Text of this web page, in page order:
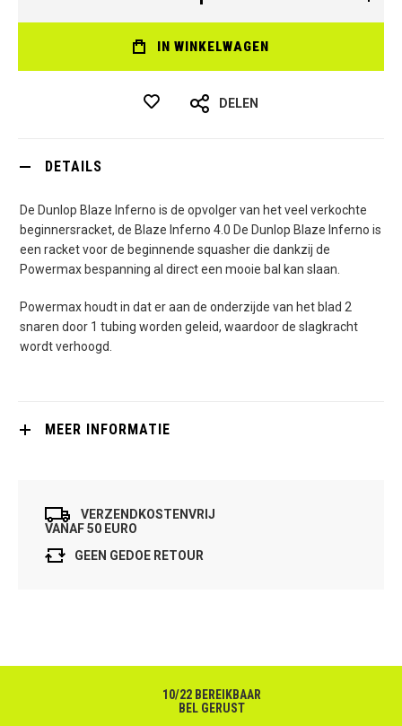
IN WINKELWAGEN
DELEN
DETAILS
De Dunlop Blaze Inferno is de opvolger van het veel verkochte
beginnersracket, de Blaze Inferno 4.0 De Dunlop Blaze Inferno is
een racket voor de beginnende squasher die dankzij de
Powermax bespanning al direct een mooie bal kan slaan.
Powermax houdt in dat er aan de onderzijde van het blad 2
snaren door 1 tubing worden geleid, waardoor de slagkracht
wordt verhoogd.
MEER INFORMATIE
VERZENDKOSTENVRIJ
VANAF 50 EURO
GEEN GEDOE RETOUR
10/22 BEREIKBAAR
BEL GERUST